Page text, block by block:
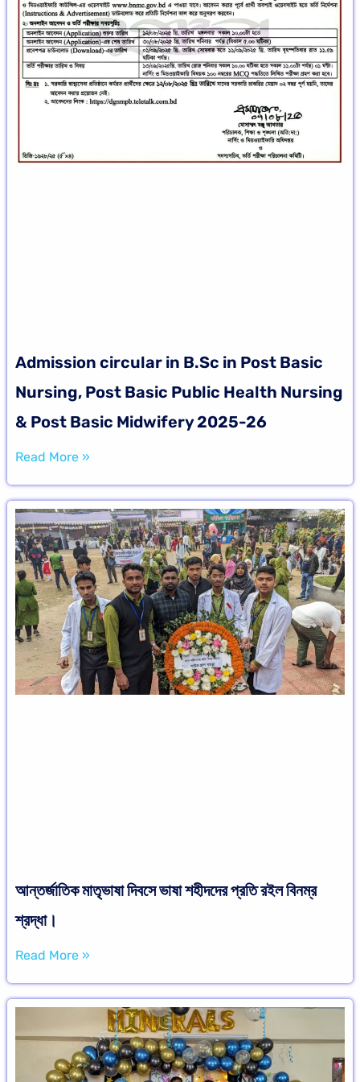
Admission circular in B.Sc in Post Basic
Nursing, Post Basic Public Health Nursing
& Post Basic Midwifery 2025-26
Read More »
আন্তর্জাতিক মাতৃভাষা দিবসে ভাষা শহীদদের প্রতি রইল বিনম্র
শ্রদ্ধা।
Read More »